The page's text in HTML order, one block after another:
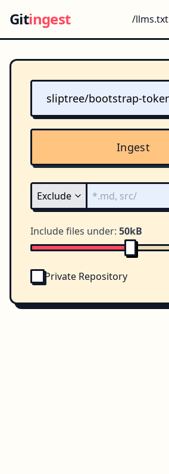
Gitingest /llms.txt
Ingest
Include files under: 50kB
Private Repository